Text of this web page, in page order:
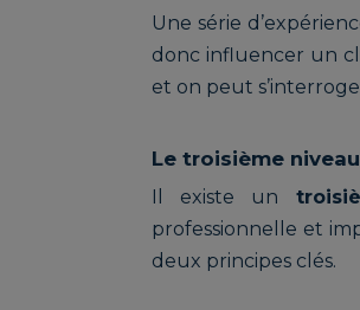
Une série
donc influencer un
et on peut
Le troisième
Il existe un
professionnelle et
deux principes clés.